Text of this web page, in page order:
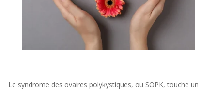
Le syndrome des ovaires polykystiques, ou SOPK, touche un